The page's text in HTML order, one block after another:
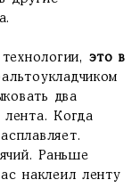
это в
два
лента. Когда
Раньше
наклеил ленту